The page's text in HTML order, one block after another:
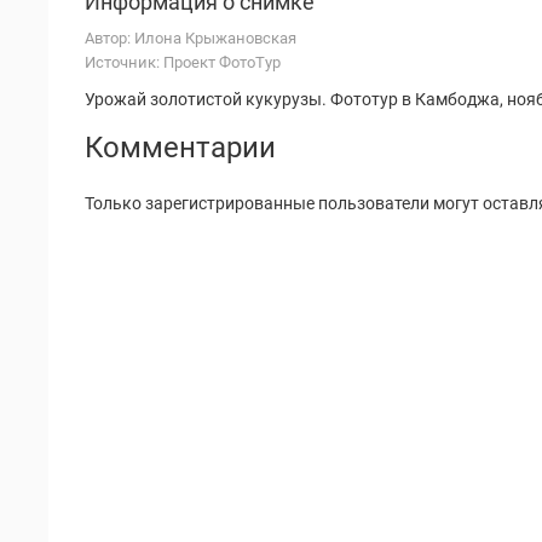
Автор: Илона Крыжановская
Источник: Проект ФотоТур
Урожай золотистой кукурузы. Фототур в Камбоджа,
Комментарии
Только зарегистрированные пользователи могут